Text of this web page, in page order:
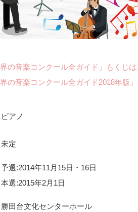
界の音楽コンクール全ガイド」もくじは
界の音楽コンクール全ガイド2018年版
ピアノ
未定
予選:2014年11月15日・16日
本選:2015年2月1日